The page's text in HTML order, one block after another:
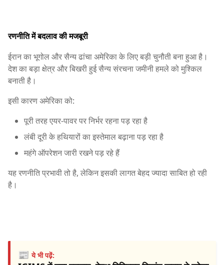
रणनीति में बदलाव की मजबूरी
ईरान का भूगोल और सैन्य ढांचा अमेरिका के लिए बड़ी चुनौती बना हुआ है।
देश का बड़ा क्षेत्र और बिखरी हुई सैन्य संरचना जमीनी हमले को मुश्किल
बनाती है।
इसी कारण अमेरिका को:
पूरी तरह एयर-पावर पर निर्भर रहना पड़ रहा है
लंबी दूरी के हथियारों का इस्तेमाल बढ़ाना पड़ रहा है
महंगे ऑपरेशन जारी रखने पड़ रहे हैं
यह रणनीति प्रभावी तो है, लेकिन इसकी लागत बेहद ज्यादा साबित हो रही
है।
📰ये भी पढ़ें: